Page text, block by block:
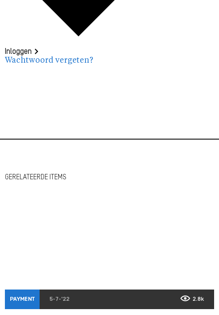
Inloggen
Wachtwoord vergeten?
GERELATEERDE ITEMS
PAYMENT 5-7-'22 2.8k